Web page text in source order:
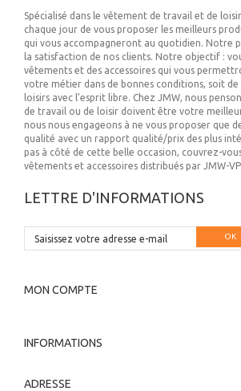
Spécialisé dans le vêtement de travail et de
chaque jour de vous proposer les meilleurs
qui vous accompagneront au quotidien. Notre
la satisfaction de nos clients. Notre objectif :
vêtements et des accessoires qui vous
votre métier dans de bonnes conditions, soit
loisirs avec l'esprit libre. Chez JMW, nous
de travail ou de loisir doivent être votre
nous nous engageons à ne vous proposer que
qualité avec un rapport qualité/prix des plus
pas à côté de cette belle occasion, couvrez-
vêtements et accessoires distribués par JMW-
LETTRE D'INFORMATIONS
OK
MON COMPTE
INFORMATIONS
ADRESSE